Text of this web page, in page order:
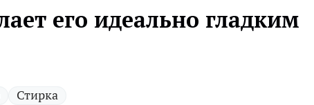
его идеально гладким
Стирка